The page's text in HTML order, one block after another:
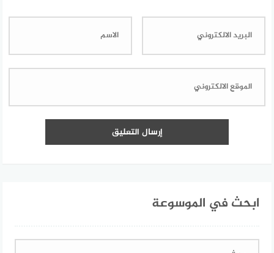
ابحث في الموسوعة
البحث